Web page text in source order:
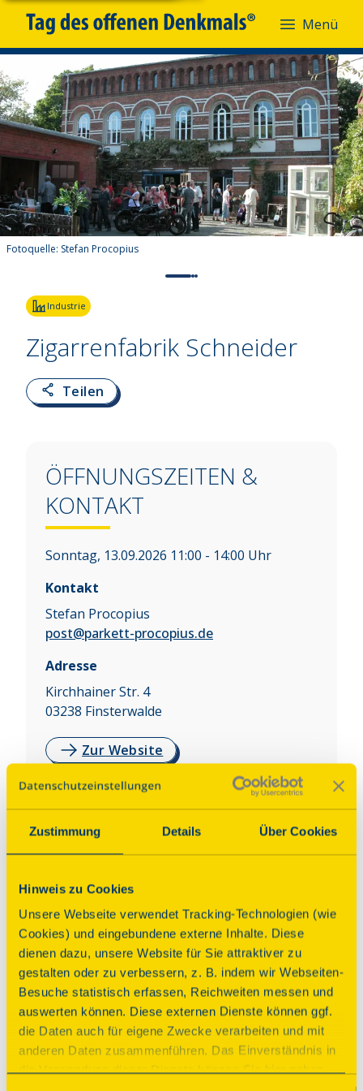
Zustimmung Details Über Cookies
Hinweis zu Cookies
Unsere Webseite verwendet Tracking-Technologien (wie
Cookies) und eingebundene externe Inhalte. Diese
dienen dazu, unsere Website für Sie attraktiver zu
gestalten oder zu verbessern, z. B. indem wir Webseiten-
Besuche statistisch erfassen, Reichweiten messen und
auswerten können. Diese externen Dienste können ggf.
die Daten auch für eigene Zwecke verarbeiten und mit
anderen Daten zusammenführen. Das Einverständnis in
die Verwendung dieser Dienste können Sie hier geben.
Menü
Fotoquelle: Stefan Procopius
Industrie
Zigarrenfabrik Schneider
Teilen
ÖFFNUNGSZEITEN &
KONTAKT
Sonntag, 13.09.2026 11:00 - 14:00 Uhr
Kontakt
Stefan Procopius
post@parkett-procopius.de
Adresse
Kirchhainer Str. 4
03238 Finsterwalde
Zur Website
Auf Karte anzeigen
Über dieses Denkmal
Zu besichtigen ist die Außenansicht sowie das
Erdgeschoss und der Garten der 1868 erbauten
Zigarrenfabrik F.A. Schneider, Finsterwalde. Es
handelt sich um einen siebenachsigen Ziegelbau
im neoromanischen Baustil. Ebenfalls zu
besichtigen ist eine kleine Sammlung historischer
Parkette vom Barock bis Gründerzeit sowie die
Parkettwerkstatt.
Programm